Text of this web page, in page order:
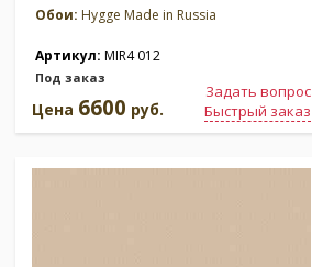
Обои: Hygge Made in Russia
Артикул: MIR4 012
Под заказ
Задать вопрос
Быстрый заказ
Цена 6600 руб.